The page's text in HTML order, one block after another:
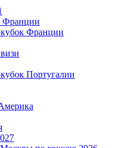
Франции
Франции
Португалии